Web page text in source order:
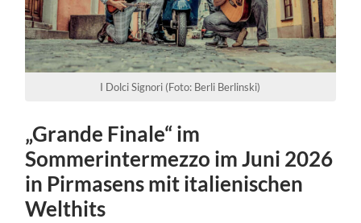
I Dolci Signori (Foto: Berli Berlinski)
„Grande Finale“ im
Sommerintermezzo im Juni 2026
in Pirmasens mit italienischen
Welthits